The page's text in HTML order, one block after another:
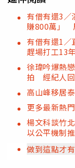
有借有還3／
賺800萬」
有借有還1
趕場打工13
徐瑋吟爆熱
拍 經紀人
高山峰移居
更多最新熱
楊文科談竹
以公平機制
做到這點才